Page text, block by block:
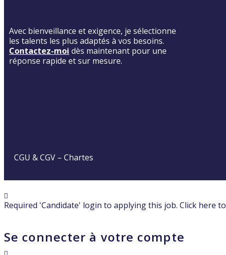
Avec bienveillance et exigence, je sélectionne
les talents les plus adaptés à vos besoins.
Contactez-moi dès maintenant pour une
réponse rapide et sur mesure.
CGU & CGV – Chartes
Required 'Candidate' login to applying this job. Click here to
Se connecter à votre compte